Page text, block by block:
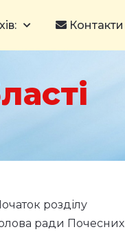
Контакти
розділу
ради Почесних